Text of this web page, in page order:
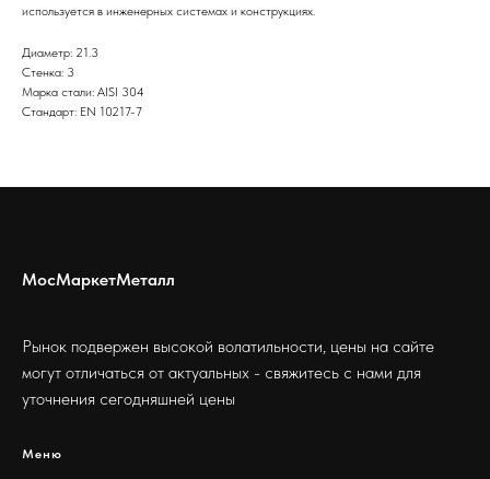
используется в инженерных системах и конструкциях.
Диаметр: 21.3
Стенка: 3
Марка стали: AISI 304
Стандарт: EN 10217-7
МосМаркетМеталл
Рынок подвержен высокой волатильности, цены на сайте
могут отличаться от актуальных - свяжитесь с нами для
уточнения сегодняшней цены
Меню